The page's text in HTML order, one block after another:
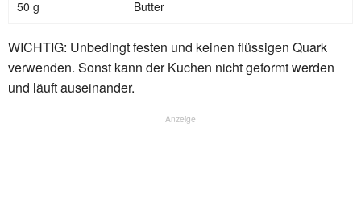
50 g Butter
WICHTIG: Unbedingt festen und keinen flüssigen Quark
verwenden. Sonst kann der Kuchen nicht geformt werden
und läuft auseinander.
Anzeige